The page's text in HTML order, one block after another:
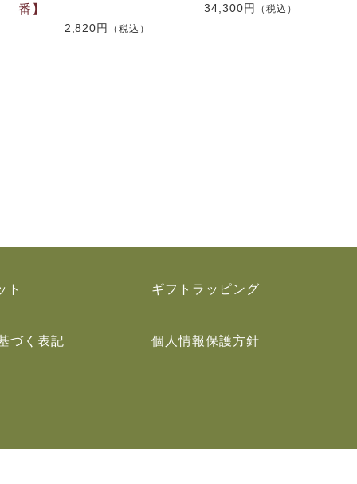
番】
2,820円 （税込）
34,300円 （税込）
ト ギフトラッピング
づく表記 個人情報保護方針